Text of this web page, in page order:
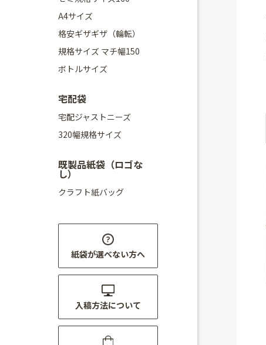
A4サイズ
格安ギザギザ（輪転）
規格サイズ マチ幅150
ボトルサイズ
宅配袋
宅配ジャストニーズ
320幅規格サイズ
既製品紙袋（ロゴな
し）
クラフト紙バッグ
紙袋が選べない方へ
入稿方法について